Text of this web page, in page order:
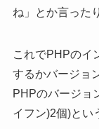
ね」とか言った
これでPHPのイ
するかバージョ
PHPのバージョ
イフン)2個)とい